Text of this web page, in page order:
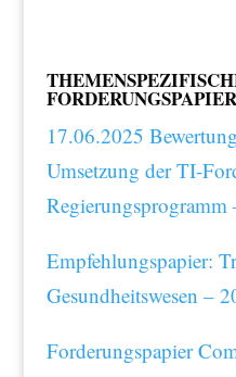
17.06.2025
Umsetzung der TI-
Regierungsprogramm
Empfehlungspapier:
Gesundheitswesen –
Forderungspapier